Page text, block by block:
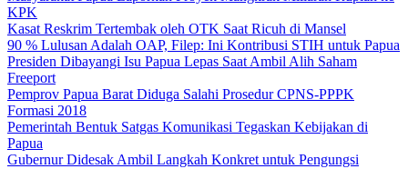
KPK
Kasat Reskrim Tertembak oleh OTK Saat Ricuh di Mansel
90 % Lulusan Adalah OAP, Filep: Ini Kontribusi STIH untuk Papua
Presiden Dibayangi Isu Papua Lepas Saat Ambil Alih Saham
Freeport
Pemprov Papua Barat Diduga Salahi Prosedur CPNS-PPPK
Formasi 2018
Pemerintah Bentuk Satgas Komunikasi Tegaskan Kebijakan di
Papua
Gubernur Didesak Ambil Langkah Konkret untuk Pengungsi